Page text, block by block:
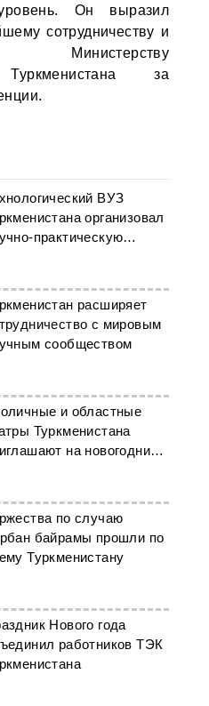
Он выразил
сотрудничеству и
Министерству
Туркменистана за
ВУЗ
организовал
практическую
расширяет
с мировым
сообществом
и областные
Туркменистана
на новогодние
по случаю
байрамы прошли по
Туркменистану
Нового года
работников ТЭК